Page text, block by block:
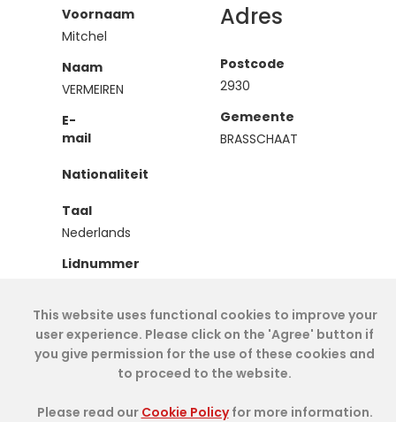
Voornaam
Mitchel
Naam
VERMEIREN
E-
mail
Nationaliteit
Taal
Nederlands
Lidnummer
Type
Effectief
Adres
Postcode
2930
Gemeente
BRASSCHAAT
Cookie Policy- IAE-IEA2026-My Dashboard
This website uses functional cookies to improve your
user experience. Please click on the 'Agree' button if
you give permission for the use of these cookies and
to proceed to the website.
Please read our Cookie Policyfor more information.